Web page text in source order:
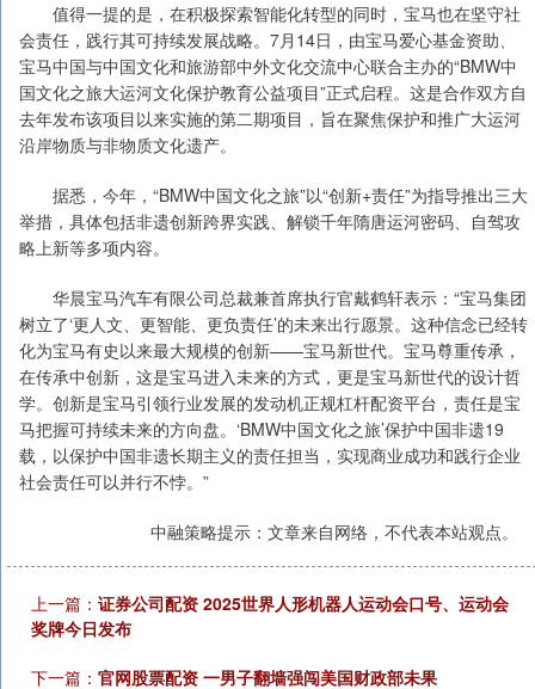
值得一提的是，在积极探索智能化转型的同时，宝马也在坚守社
会责任，践行其可持续发展战略。7月14日，由宝马爱心基金资助、
宝马中国与中国文化和旅游部中外文化交流中心联合主办的“BMW中
国文化之旅大运河文化保护教育公益项目”正式启程。这是合作双方自
去年发布该项目以来实施的第二期项目，旨在聚焦保护和推广大运河
沿岸物质与非物质文化遗产。
据悉，今年，“BMW中国文化之旅”以“创新+责任”为指导推出三大
举措，具体包括非遗创新跨界实践、解锁千年隋唐运河密码、自驾攻
略上新等多项内容。
华晨宝马汽车有限公司总裁兼首席执行官戴鹤轩表示：“宝马集团
树立了‘更人文、更智能、更负责任’的未来出行愿景。这种信念已经转
化为宝马有史以来最大规模的创新——宝马新世代。宝马尊重传承，
在传承中创新，这是宝马进入未来的方式，更是宝马新世代的设计哲
学。创新是宝马引领行业发展的发动机正规杠杆配资平台，责任是宝
马把握可持续未来的方向盘。‘BMW中国文化之旅’保护中国非遗19
载，以保护中国非遗长期主义的责任担当，实现商业成功和践行企业
社会责任可以并行不悖。”
中融策略提示：文章来自网络，不代表本站观点。
上一篇： 证券公司配资 2025世界人形机器人运动会口号、运动会
奖牌今日发布
下一篇： 官网股票配资 一男子翻墙强闯美国财政部未果